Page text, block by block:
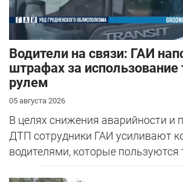
Водители на связи: ГАИ
штрафах за использование
рулем
05 августа 2026
В целях снижения аварийности и
ДТП сотрудники ГАИ усиливают
водителями, которые пользуются